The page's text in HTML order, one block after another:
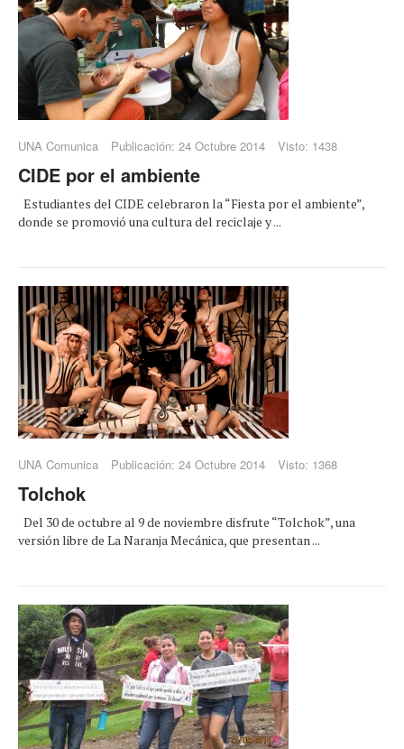
UNA Comunica Publicación: 24 Octubre 2014 Visto: 1438
CIDE por el ambiente
Estudiantes del CIDE celebraron la “Fiesta por el ambiente”,
donde se promovió una cultura del reciclaje y ...
UNA Comunica Publicación: 24 Octubre 2014 Visto: 1368
Tolchok
Del 30 de octubre al 9 de noviembre disfrute “Tolchok”, una
versión libre de La Naranja Mecánica, que presentan ...